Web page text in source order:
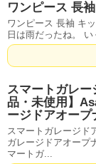
ワンピース 長
ワンピース 長袖 キ
日は雨だったね。
スマートガレ
品・未使用】
ージドアオープ
スマートガレージド
ガレージドアオープ
マートガ...